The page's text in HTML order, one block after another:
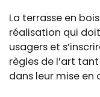
La terrasse en
réalisation qui
usagers et
règles de l’art
dans leur mise en